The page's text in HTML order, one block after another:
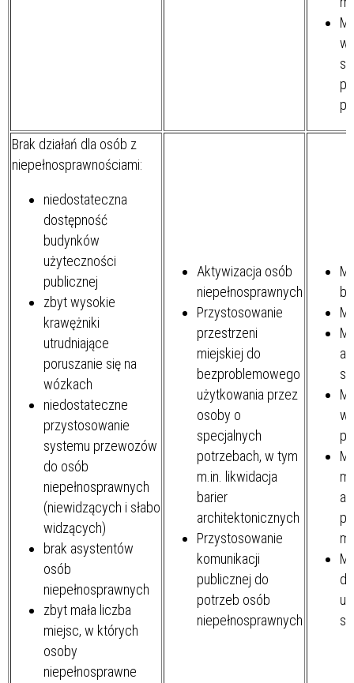
Brak działań dla osób z
niepełnosprawnościami:
niedostateczna
dostępność
budynków
użyteczności
publicznej
zbyt wysokie
krawężniki
utrudniające
poruszanie się na
wózkach
niedostateczne
przystosowanie
systemu przewozów
do osób
niepełnosprawnych
(niewidzących i słabo
widzących)
brak asystentów
osób
niepełnosprawnych
zbyt mała liczba
miejsc, w których
osoby
niepełnosprawne
Aktywizacja osób
niepełnosprawnych
Przystosowanie
przestrzeni
miejskiej do
bezproblemowego
użytkowania przez
osoby o
specjalnych
potrzebach, w tym
m.in. likwidacja
barier
architektonicznych
Przystosowanie
komunikacji
publicznej do
potrzeb osób
niepełnosprawnych